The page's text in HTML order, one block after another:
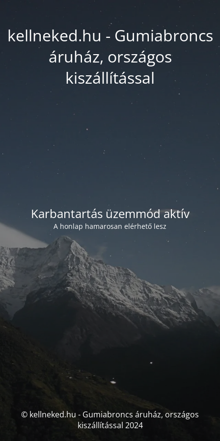
kellneked.hu - Gumiabroncs
áruház, országos
kiszállítással
Karbantartás üzemmód aktív
A honlap hamarosan elérhető lesz
© kellneked.hu - Gumiabroncs áruház, országos
kiszállítással 2024